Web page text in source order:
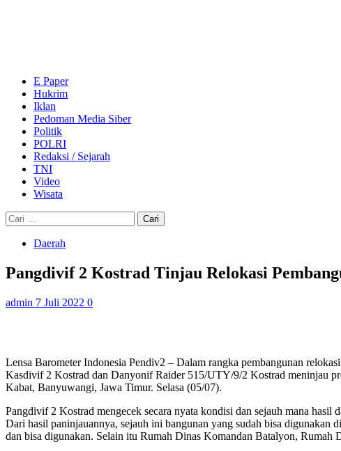
E Paper
Hukrim
Iklan
Pedoman Media Siber
Politik
POLRI
Redaksi / Sejarah
TNI
Video
Wisata
Cari
untuk:
Daerah
Pangdivif 2 Kostrad Tinjau Relokasi
admin 7 Juli 2022 0
Lensa Barometer Indonesia Pendiv2 – Dalam rangka pembangunan
Kasdivif 2 Kostrad dan Danyonif Raider 515/UTY/9/2 Kostrad meninjau
Kabat, Banyuwangi, Jawa Timur. Selasa (05/07).
Pangdivif 2 Kostrad mengecek secara nyata kondisi dan sejauh mana
Dari hasil paninjauannya, sejauh ini bangunan yang sudah bisa digunakan
dan bisa digunakan. Selain itu Rumah Dinas Komandan Batalyon, Rumah